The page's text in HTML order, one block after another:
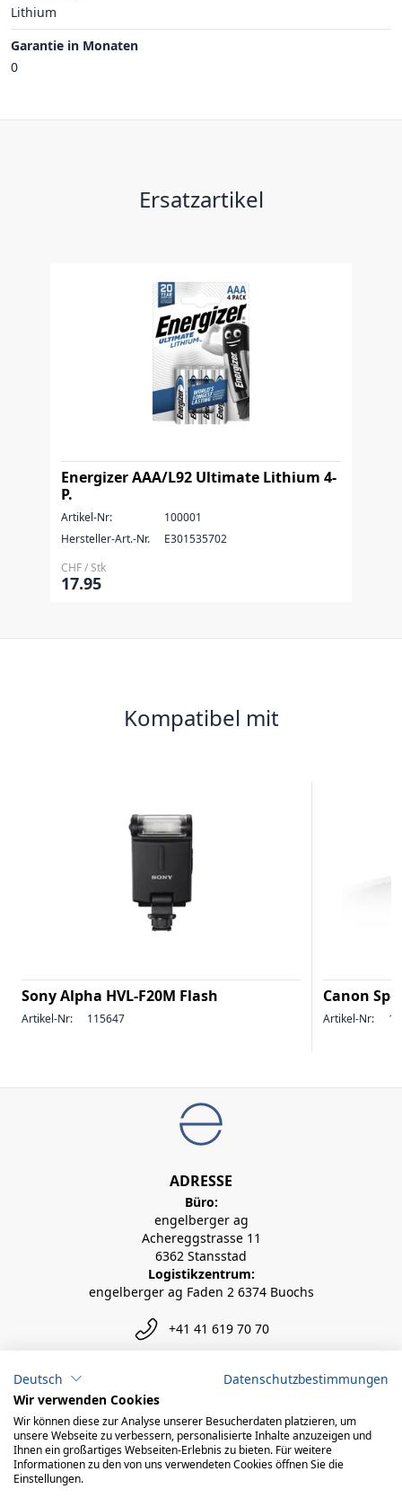
Lithium
Garantie in Monaten
0
Ersatzartikel
Energizer AAA/L92 Ultimate Lithium 4-
P.
Artikel-Nr:
100001
Hersteller-Art.-Nr.
E301535702
CHF / Stk
17.95
Kompatibel mit
Sony Alpha HVL-F20M Flash
Artikel-Nr: 115647
Canon
Artikel-Nr:
ADRESSE
Büro:
engelberger ag
Achereggstrasse 11
6362 Stansstad
Logistikzentrum:
engelberger ag Faden 2 6374 Buochs
+41 41 619 70 70
info@engelberger.ch
Deutsch
Datenschutzbestimmungen
Wir verwenden Cookies
Wir können diese zur Analyse unserer Besucherdaten platzieren, um
unsere Webseite zu verbessern, personalisierte Inhalte anzuzeigen und
Ihnen ein großartiges Webseiten-Erlebnis zu bieten. Für weitere
Informationen zu den von uns verwendeten Cookies öffnen Sie die
Einstellungen.